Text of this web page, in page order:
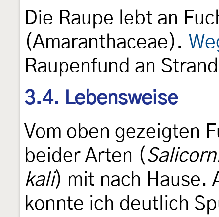
Die Raupe lebt an
(Amaranthaceae).
Raupenfund an
3.4. Lebensweise
Vom oben gezeigten
beider Arten (
kali) mit nach Hause.
konnte ich deutlich